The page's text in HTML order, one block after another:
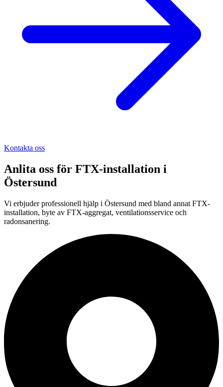
Kontakta oss
Anlita oss för FTX-installation i
Östersund
Vi erbjuder professionell hjälp i Östersund med bland annat FTX-
installation, byte av FTX-aggregat, ventilationsservice och
radonsanering.